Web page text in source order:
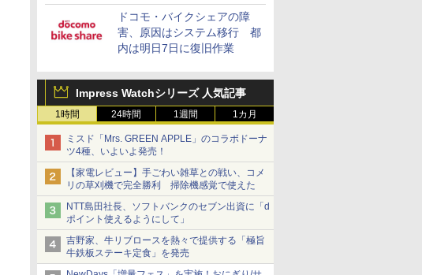
ドコモ・バイクシェアの障
害、原因はシステム移行 都
内は明日7日に復旧作業
Impress Watchシリーズ 人気記事
1時間 24時間 1週間 1カ月
ミスド「Mrs. GREEN APPLE」のコラボドーナ
ツ4種、いよいよ発売！
【家電レビュー】手ごわい雑草との戦い、コメ
リの草刈機で完全勝利 掃除機感覚で使えた
NTT島田社長、ソフトバンクのセブン出資に「d
ポイント使えるようにして」
吉野家、牛リブロースを熱々で提供する「極旨
牛鉄板ステーキ定食」を発売